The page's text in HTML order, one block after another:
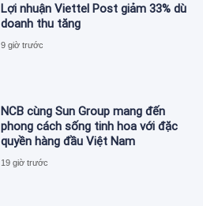
Lợi nhuận Viettel Post giảm 33% dù
doanh thu tăng
9 giờ trước
NCB cùng Sun Group mang đến
phong cách sống tinh hoa với đặc
quyền hàng đầu Việt Nam
19 giờ trước